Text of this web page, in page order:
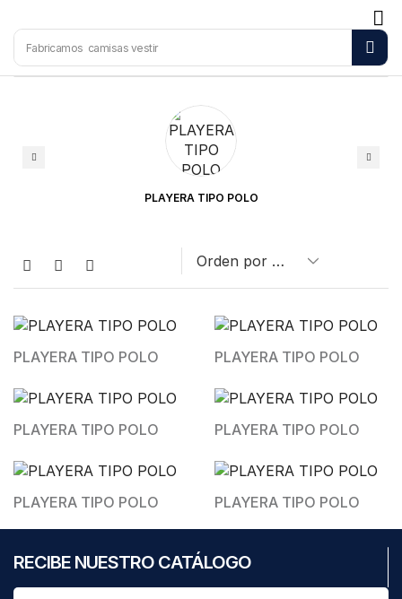
Fabricamos camisas vestir
PLAYERA TIPO POLO
PLAYERA TIPO POLO PLAYERA TIPO POLO
PLAYERA TIPO POLO PLAYERA TIPO POLO
PLAYERA TIPO POLO PLAYERA TIPO POLO
RECIBE NUESTRO CATÁLOGO